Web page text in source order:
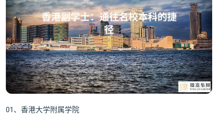
01、香港大学附属学院